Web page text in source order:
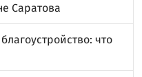
Саратова
что